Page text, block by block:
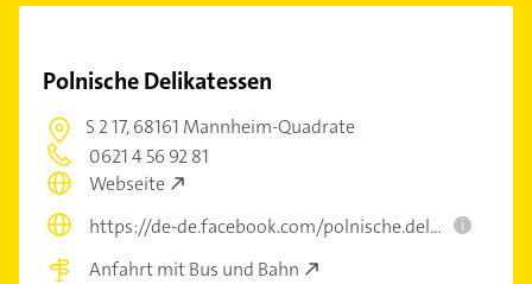
Polnische Delikatessen
S 2 17,68161 Mannheim-Quadrate
0621 4 56 92 81
Webseite
https://de-de.facebook.com/polnische.delikatessen.mannheim
i
Anfahrt mit Bus und Bahn